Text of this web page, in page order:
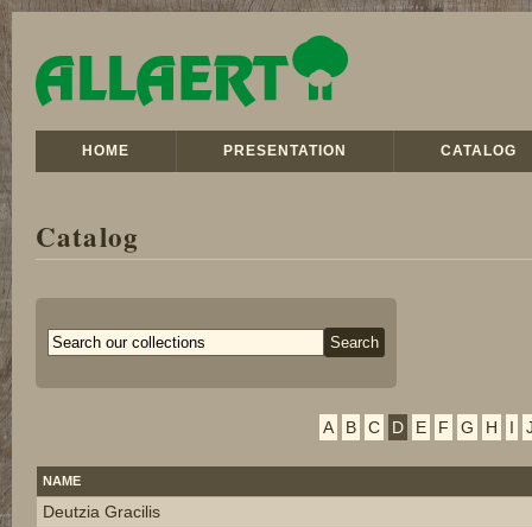
HOME PRESENTATION CATALOG
Catalog
A B C D E F G H I
NAME
Deutzia Gracilis